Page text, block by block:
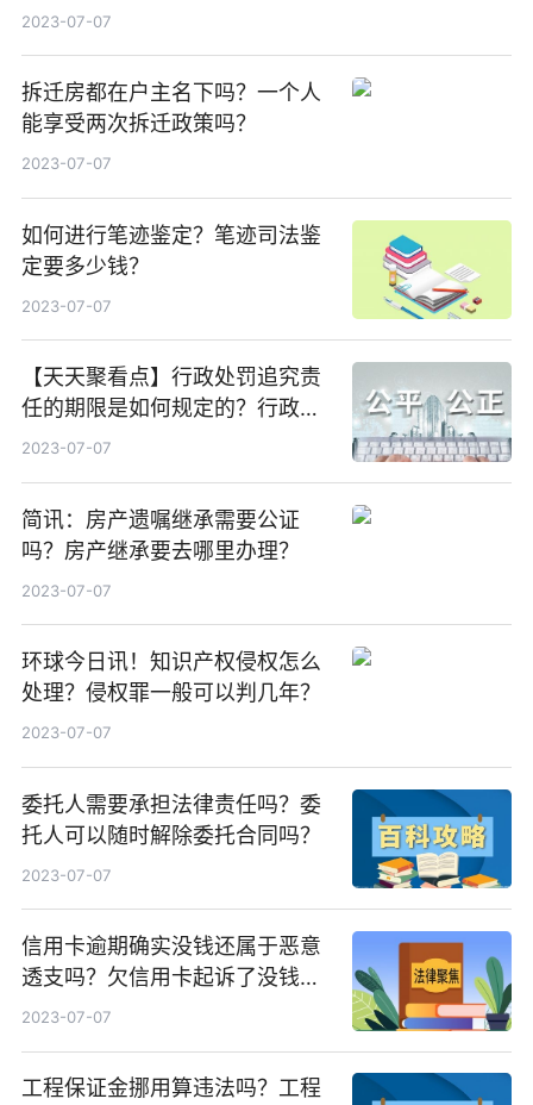
2023-07-07
拆迁房都在户主名下吗？一个人
能享受两次拆迁政策吗？
2023-07-07
如何进行笔迹鉴定？笔迹司法鉴
定要多少钱？
2023-07-07
【天天聚看点】行政处罚追究责
任的期限是如何规定的？行政处
罚的方式都有什么？
2023-07-07
简讯：房产遗嘱继承需要公证
吗？房产继承要去哪里办理？
2023-07-07
环球今日讯！知识产权侵权怎么
处理？侵权罪一般可以判几年？
2023-07-07
委托人需要承担法律责任吗？委
托人可以随时解除委托合同吗？
2023-07-07
信用卡逾期确实没钱还属于恶意
透支吗？欠信用卡起诉了没钱还
是可以主动联系银行吗？
2023-07-07
工程保证金挪用算违法吗？工程